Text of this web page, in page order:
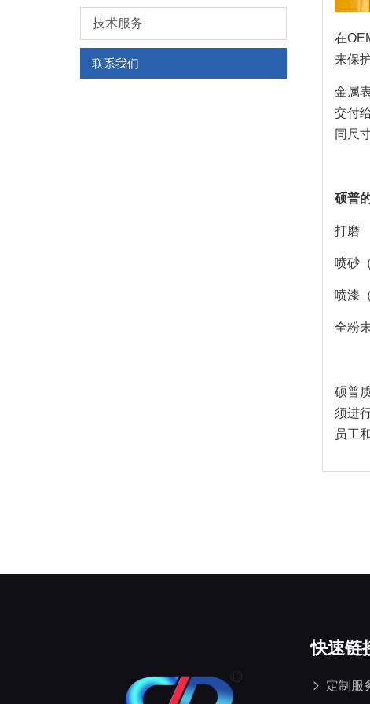
技术服务
联系我们
在
来保
金属
交付
同尺
硕普
打磨
喷砂
喷漆
全粉
硕普
须进
员工
快速链
定制服